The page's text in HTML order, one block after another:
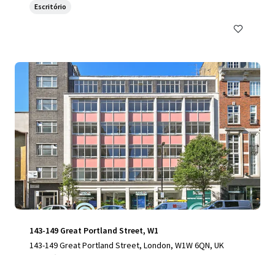
Escritório
143-149 Great Portland Street, W1
143-149 Great Portland Street, London, W1W 6QN, UK